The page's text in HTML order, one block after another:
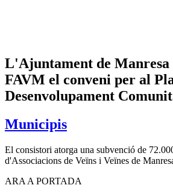
L'Ajuntament de Manresa
FAVM el conveni per al
Desenvolupament
Municipis
El consistori atorga una subvenció de
d'Associacions de Veïns i Veïnes de
ARA A PORTADA